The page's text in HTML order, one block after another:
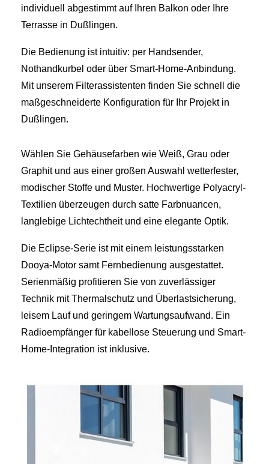
individuell abgestimmt auf Ihren Balkon oder Ihre
Terrasse in Dußlingen.
Die Bedienung ist intuitiv: per Handsender,
Nothandkurbel oder über Smart-Home-Anbindung.
Mit unserem Filterassistenten finden Sie schnell die
maßgeschneiderte Konfiguration für Ihr Projekt in
Dußlingen.
Wählen Sie Gehäusefarben wie Weiß, Grau oder
Graphit und aus einer großen Auswahl wetterfester,
modischer Stoffe und Muster. Hochwertige Polyacryl-
Textilien überzeugen durch satte Farbnuancen,
langlebige Lichtechtheit und eine elegante Optik.
Die Eclipse-Serie ist mit einem leistungsstarken
Dooya-Motor samt Fernbedienung ausgestattet.
Serienmäßig profitieren Sie von zuverlässiger
Technik mit Thermalschutz und Überlastsicherung,
leisem Lauf und geringem Wartungsaufwand. Ein
Radioempfänger für kabellose Steuerung und Smart-
Home-Integration ist inklusive.